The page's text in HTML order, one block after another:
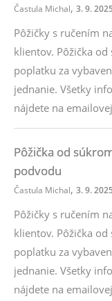
Častula Michal, 3. 9. 2025
Pôžičky s ručením
klientov. Pôžička
poplatku za
jednanie. Všetky
nájdete na
Pôžička od
podvodu
Častula Michal, 3. 9. 2025
Pôžičky s ručením
klientov. Pôžička
poplatku za
jednanie. Všetky
nájdete na